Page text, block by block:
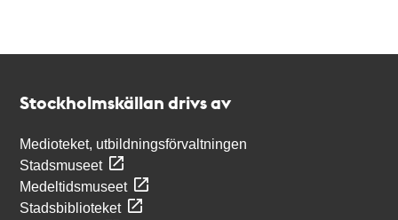
Stockholmskällan drivs av
Medioteket, utbildningsförvaltningen
Stadsmuseet
Medeltidsmuseet
Stadsbiblioteket